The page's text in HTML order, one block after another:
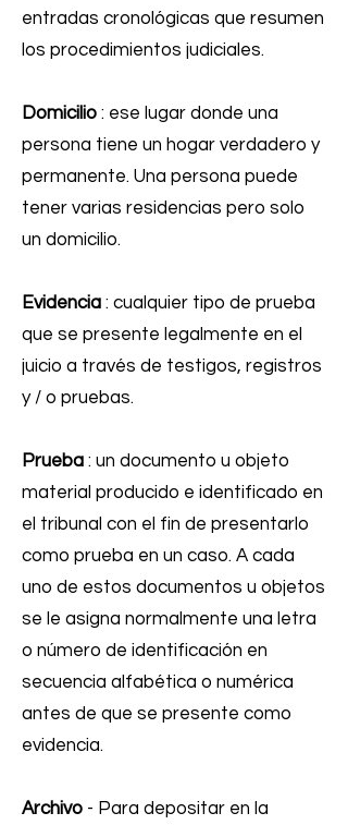
entradas cronológicas que resumen
los procedimientos judiciales.
Domicilio : ese lugar donde una
persona tiene un hogar verdadero y
permanente. Una persona puede
tener varias residencias pero solo
un domicilio.
Evidencia : cualquier tipo de prueba
que se presente legalmente en el
juicio a través de testigos, registros
y / o pruebas.
Prueba : un documento u objeto
material producido e identificado en
el tribunal con el fin de presentarlo
como prueba en un caso. A cada
uno de estos documentos u objetos
se le asigna normalmente una letra
o número de identificación en
secuencia alfabética o numérica
antes de que se presente como
evidencia.
Archivo - Para depositar en la